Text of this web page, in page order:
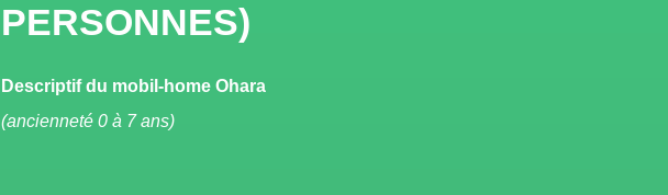
PERSONNES)
Descriptif du mobil-home Ohara
(ancienneté 0 à 7 ans)